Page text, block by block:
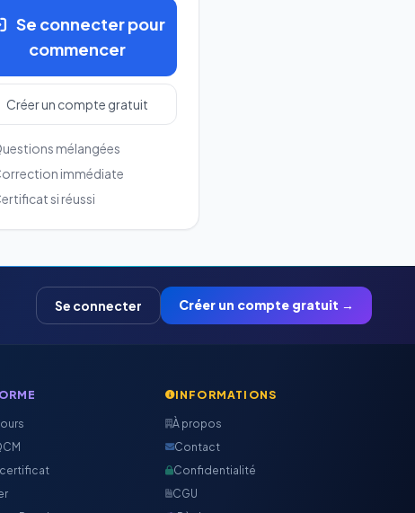
Se connecter pour
commencer
Créer un compte gratuit
mélangées
immédiate
si réussi
Se connecter Créer un compte gratuit →
certificat
INFORMATIONS
À propos
Contact
Confidentialité
CGU